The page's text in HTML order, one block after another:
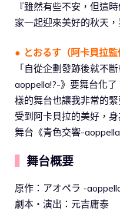
『雖然有些不安，但這
家一起迎來美好的秋天，
● とおるす（阿卡貝拉監
「自從企劃發跡後就不
aoppella!?-》要舞台化
樣的舞台也讓我非常的
受到阿卡貝拉的美好，
舞台《青色交響-
舞台概要
原作：アオペラ -
劇本・演出：元吉庸泰